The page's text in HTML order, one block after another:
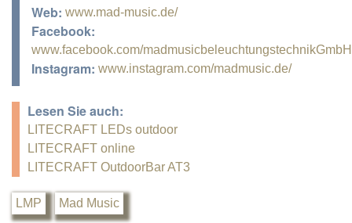
Web: www.mad-music.de/
Facebook:
www.facebook.com/madmusicbeleuchtungstechnikGmbH
Instagram: www.instagram.com/madmusic.de/
Lesen Sie auch:
LITECRAFT LEDs outdoor
LITECRAFT online
LITECRAFT OutdoorBar AT3
LMP Mad Music